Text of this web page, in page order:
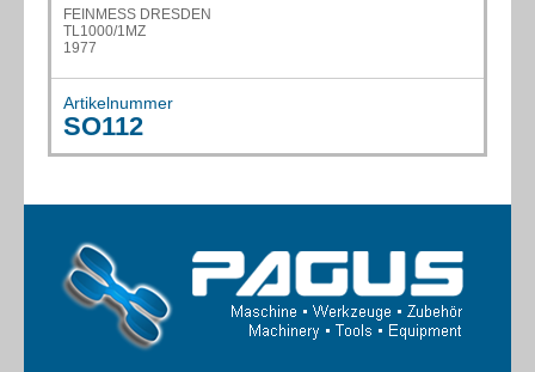
FEINMESS DRESDEN
TL1000/1MZ
1977
Artikelnummer
SO112